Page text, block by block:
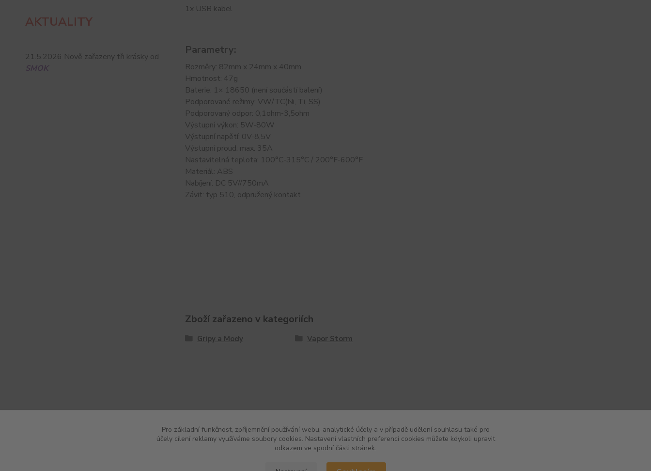
AKTUALITY
21.5.2026 Nově zařazeny tři krásky od
SMOK
1x USB kabel
Parametry:
Rozměry: 82mm x 24mm x 40mm
Hmotnost: 47g
Baterie: 1× 18650 (není součástí balení)
Podporované režimy: VW/TC(Ni, Ti, SS)
Podporovaný odpor: 0,1ohm-3,5ohm
Výstupní výkon: 5W-80W
Výstupní napětí: 0V-8,5V
Výstupní proud: max. 35A
Nastavitelná teplota: 100°C-315°C / 200°F-600°F
Materiál: ABS
Nabíjení: DC 5V//750mA
Závit: typ 510, odpružený kontakt
Zboží zařazeno v kategoriích
Gripy a Mody Vapor Storm
Pro základní funkčnost, zpříjemnění používání webu, analytické účely a v případě udělení souhlasu také pro
účely cílení reklamy využíváme soubory cookies. Nastavení vlastních preferencí cookies můžete kdykoli upravit
odkazem ve spodní části stránek.